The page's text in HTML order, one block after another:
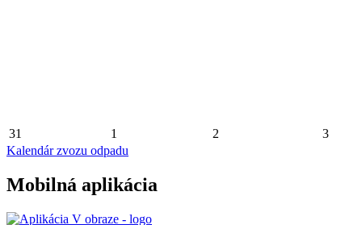
31 1 2
3
Kalendár zvozu odpadu
Mobilná aplikácia